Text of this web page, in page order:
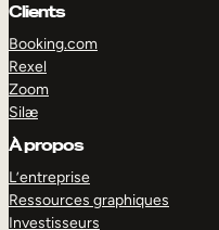
Clients
Booking.com
Rexel
Zoom
Silæ
À propos
L’entreprise
Ressources graphiques
Investisseurs